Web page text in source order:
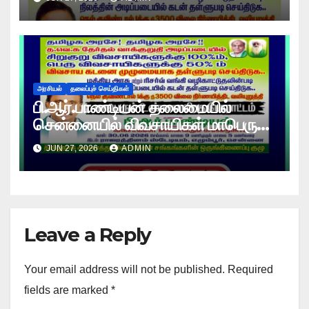
அரசியல் தலைப்புச் செய்திகள்
பி.ஆர்.பாண்டியன் தலைமையில்
சென்னையில் விவசாயிகள் மாபெரும்
உண்ணாவிரத போராட்டம் !
JUN 27, 2026 ADMIN
Leave a Reply
Your email address will not be published. Required
fields are marked *